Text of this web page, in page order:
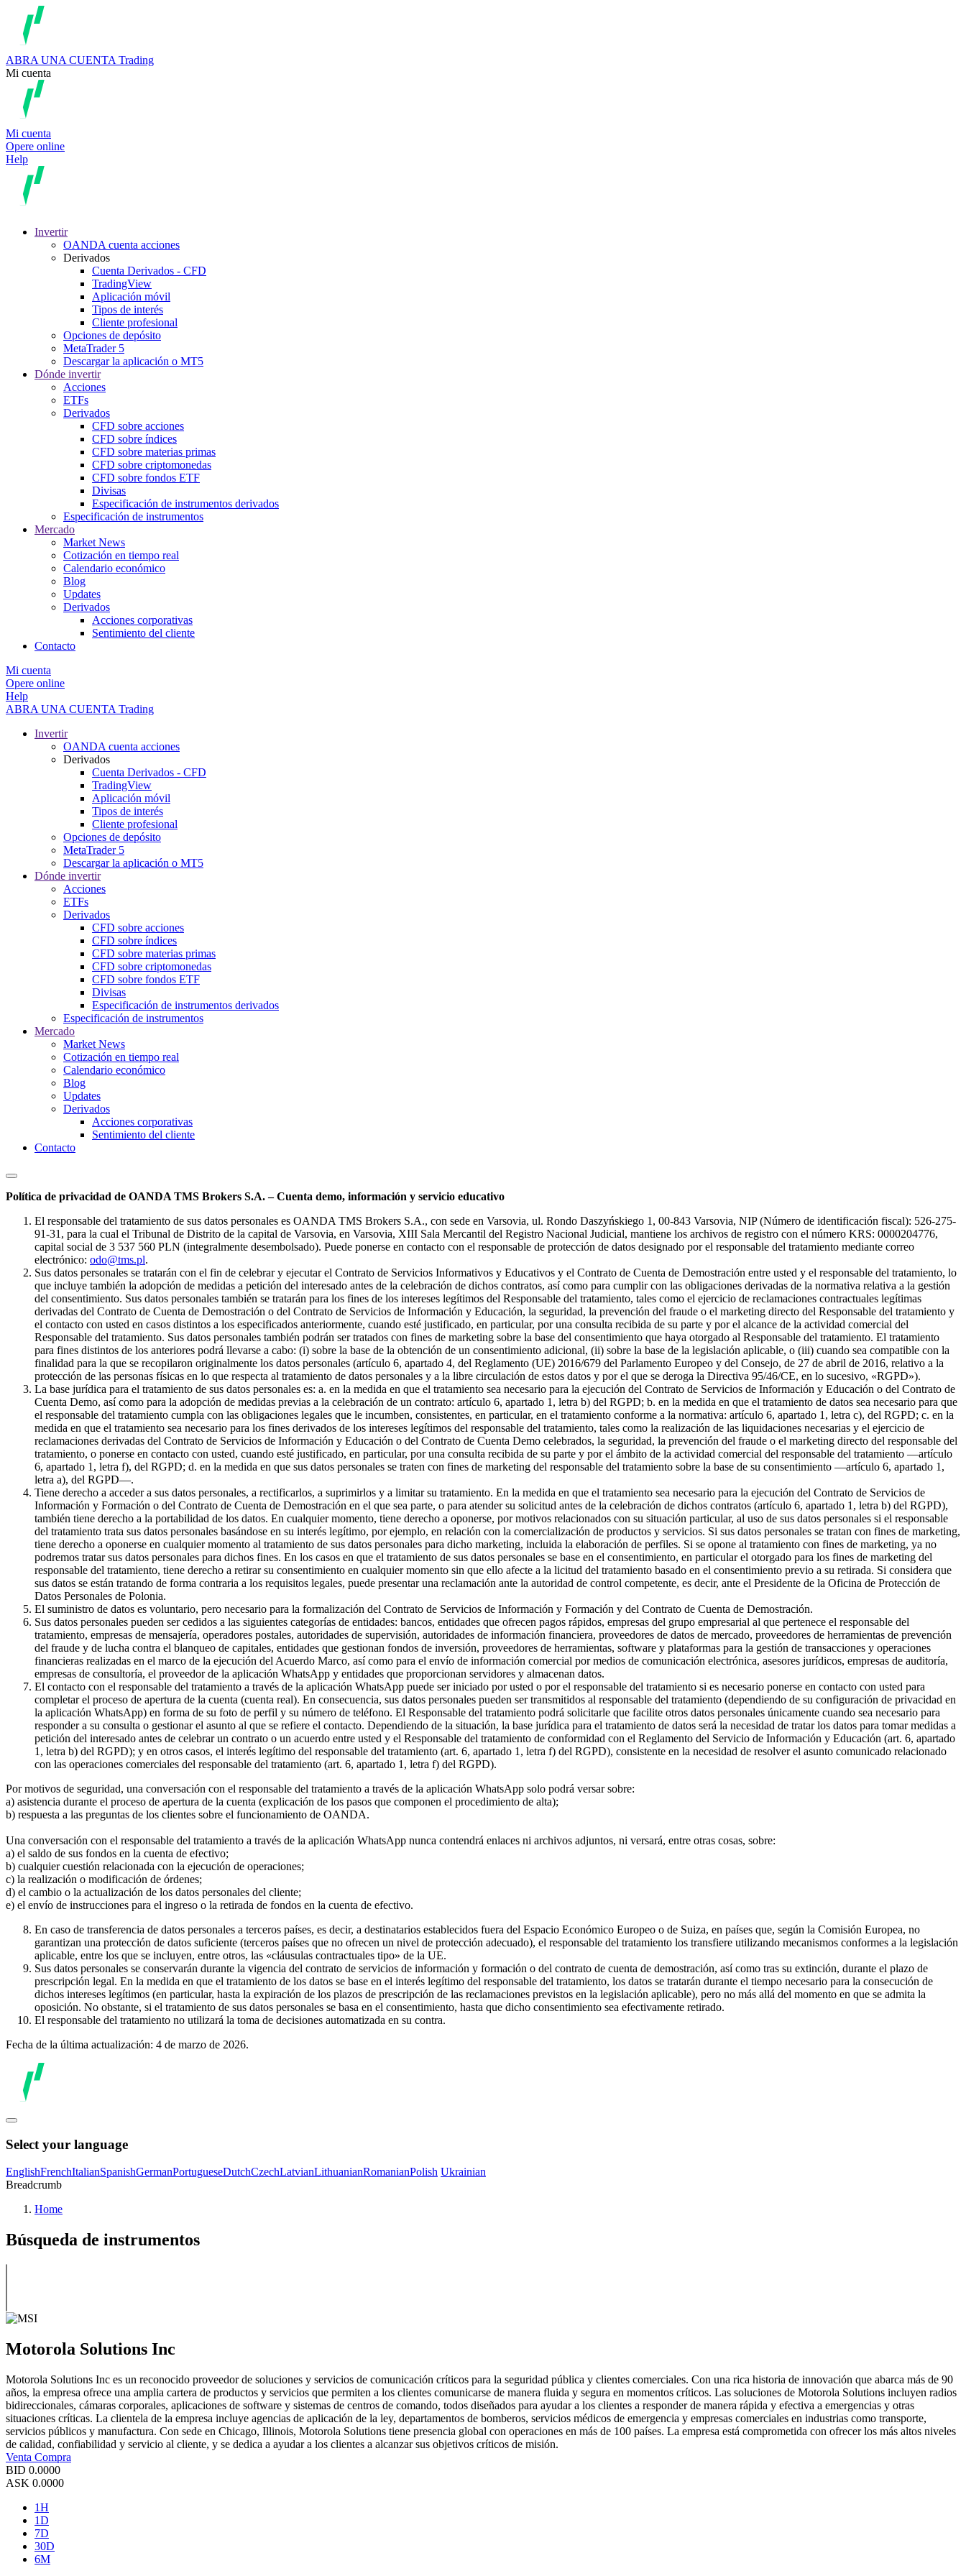
ABRA UNA CUENTA Trading
Mi cuenta
Mi cuenta
Opere online
Help
Invertir
OANDA cuenta acciones
Derivados
Cuenta Derivados - CFD
TradingView
Aplicación móvil
Tipos de interés
Cliente profesional
Opciones de depósito
MetaTrader 5
Descargar la aplicación o MT5
Dónde invertir
Acciones
ETFs
Derivados
CFD sobre acciones
CFD sobre índices
CFD sobre materias primas
CFD sobre criptomonedas
CFD sobre fondos ETF
Divisas
Especificación de instrumentos derivados
Especificación de instrumentos
Mercado
Market News
Cotización en tiempo real
Calendario económico
Blog
Updates
Derivados
Acciones corporativas
Sentimiento del cliente
Contacto
Mi cuenta
Opere online
Help
ABRA UNA CUENTA Trading
Invertir
OANDA cuenta acciones
Derivados
Cuenta Derivados - CFD
TradingView
Aplicación móvil
Tipos de interés
Cliente profesional
Opciones de depósito
MetaTrader 5
Descargar la aplicación o MT5
Dónde invertir
Acciones
ETFs
Derivados
CFD sobre acciones
CFD sobre índices
CFD sobre materias primas
CFD sobre criptomonedas
CFD sobre fondos ETF
Divisas
Especificación de instrumentos derivados
Especificación de instrumentos
Mercado
Market News
Cotización en tiempo real
Calendario económico
Blog
Updates
Derivados
Acciones corporativas
Sentimiento del cliente
Contacto
Política de privacidad de OANDA TMS Brokers S.A. – Cuenta demo, información y servicio educativo
El responsable del tratamiento de sus datos personales es OANDA TMS Brokers S.A., con sede en Varsovia, ul. Rondo Daszyńskiego 1, 00-843 Varsovia, NIP (Número de identificación fiscal): 526-275-
91-31, para la cual el Tribunal de Distrito de la capital de Varsovia, en Varsovia, XIII Sala Mercantil del Registro Nacional Judicial, mantiene los archivos de registro con el número KRS: 0000204776,
capital social de 3 537 560 PLN (integralmente desembolsado). Puede ponerse en contacto con el responsable de protección de datos designado por el responsable del tratamiento mediante correo
electrónico: odo@tms.pl.
Sus datos personales se tratarán con el fin de celebrar y ejecutar el Contrato de Servicios Informativos y Educativos y el Contrato de Cuenta de Demostración entre usted y el responsable del tratamiento, lo
que incluye también la adopción de medidas a petición del interesado antes de la celebración de dichos contratos, así como para cumplir con las obligaciones derivadas de la normativa relativa a la gestión
del consentimiento. Sus datos personales también se tratarán para los fines de los intereses legítimos del Responsable del tratamiento, tales como el ejercicio de reclamaciones contractuales legítimas
derivadas del Contrato de Cuenta de Demostración o del Contrato de Servicios de Información y Educación, la seguridad, la prevención del fraude o el marketing directo del Responsable del tratamiento y
el contacto con usted en casos distintos a los especificados anteriormente, cuando esté justificado, en particular, por una consulta recibida de su parte y por el alcance de la actividad comercial del
Responsable del tratamiento. Sus datos personales también podrán ser tratados con fines de marketing sobre la base del consentimiento que haya otorgado al Responsable del tratamiento. El tratamiento
para fines distintos de los anteriores podrá llevarse a cabo: (i) sobre la base de la obtención de un consentimiento adicional, (ii) sobre la base de la legislación aplicable, o (iii) cuando sea compatible con la
finalidad para la que se recopilaron originalmente los datos personales (artículo 6, apartado 4, del Reglamento (UE) 2016/679 del Parlamento Europeo y del Consejo, de 27 de abril de 2016, relativo a la
protección de las personas físicas en lo que respecta al tratamiento de datos personales y a la libre circulación de estos datos y por el que se deroga la Directiva 95/46/CE, en lo sucesivo, «RGPD»).
La base jurídica para el tratamiento de sus datos personales es: a. en la medida en que el tratamiento sea necesario para la ejecución del Contrato de Servicios de Información y Educación o del Contrato de
Cuenta Demo, así como para la adopción de medidas previas a la celebración de un contrato: artículo 6, apartado 1, letra b) del RGPD; b. en la medida en que el tratamiento de datos sea necesario para que
el responsable del tratamiento cumpla con las obligaciones legales que le incumben, consistentes, en particular, en el tratamiento conforme a la normativa: artículo 6, apartado 1, letra c), del RGPD; c. en la
medida en que el tratamiento sea necesario para los fines derivados de los intereses legítimos del responsable del tratamiento, tales como la realización de las liquidaciones necesarias y el ejercicio de
reclamaciones derivadas del Contrato de Servicios de Información y Educación o del Contrato de Cuenta Demo celebrados, la seguridad, la prevención del fraude o el marketing directo del responsable del
tratamiento, o ponerse en contacto con usted, cuando esté justificado, en particular, por una consulta recibida de su parte y por el ámbito de la actividad comercial del responsable del tratamiento —artículo
6, apartado 1, letra f), del RGPD; d. en la medida en que sus datos personales se traten con fines de marketing del responsable del tratamiento sobre la base de su consentimiento —artículo 6, apartado 1,
letra a), del RGPD—.
Tiene derecho a acceder a sus datos personales, a rectificarlos, a suprimirlos y a limitar su tratamiento. En la medida en que el tratamiento sea necesario para la ejecución del Contrato de Servicios de
Información y Formación o del Contrato de Cuenta de Demostración en el que sea parte, o para atender su solicitud antes de la celebración de dichos contratos (artículo 6, apartado 1, letra b) del RGPD),
también tiene derecho a la portabilidad de los datos. En cualquier momento, tiene derecho a oponerse, por motivos relacionados con su situación particular, al uso de sus datos personales si el responsable
del tratamiento trata sus datos personales basándose en su interés legítimo, por ejemplo, en relación con la comercialización de productos y servicios. Si sus datos personales se tratan con fines de marketing,
tiene derecho a oponerse en cualquier momento al tratamiento de sus datos personales para dicho marketing, incluida la elaboración de perfiles. Si se opone al tratamiento con fines de marketing, ya no
podremos tratar sus datos personales para dichos fines. En los casos en que el tratamiento de sus datos personales se base en el consentimiento, en particular el otorgado para los fines de marketing del
responsable del tratamiento, tiene derecho a retirar su consentimiento en cualquier momento sin que ello afecte a la licitud del tratamiento basado en el consentimiento previo a su retirada. Si considera que
sus datos se están tratando de forma contraria a los requisitos legales, puede presentar una reclamación ante la autoridad de control competente, es decir, ante el Presidente de la Oficina de Protección de
Datos Personales de Polonia.
El suministro de datos es voluntario, pero necesario para la formalización del Contrato de Servicios de Información y Formación y del Contrato de Cuenta de Demostración.
Sus datos personales pueden ser cedidos a las siguientes categorías de entidades: bancos, entidades que ofrecen pagos rápidos, empresas del grupo empresarial al que pertenece el responsable del
tratamiento, empresas de mensajería, operadores postales, autoridades de supervisión, autoridades de información financiera, proveedores de datos de mercado, proveedores de herramientas de prevención
del fraude y de lucha contra el blanqueo de capitales, entidades que gestionan fondos de inversión, proveedores de herramientas, software y plataformas para la gestión de transacciones y operaciones
financieras realizadas en el marco de la ejecución del Acuerdo Marco, así como para el envío de información comercial por medios de comunicación electrónica, asesores jurídicos, empresas de auditoría,
empresas de consultoría, el proveedor de la aplicación WhatsApp y entidades que proporcionan servidores y almacenan datos.
El contacto con el responsable del tratamiento a través de la aplicación WhatsApp puede ser iniciado por usted o por el responsable del tratamiento si es necesario ponerse en contacto con usted para
completar el proceso de apertura de la cuenta (cuenta real). En consecuencia, sus datos personales pueden ser transmitidos al responsable del tratamiento (dependiendo de su configuración de privacidad en
la aplicación WhatsApp) en forma de su foto de perfil y su número de teléfono. El Responsable del tratamiento podrá solicitarle que facilite otros datos personales únicamente cuando sea necesario para
responder a su consulta o gestionar el asunto al que se refiere el contacto. Dependiendo de la situación, la base jurídica para el tratamiento de datos será la necesidad de tratar los datos para tomar medidas a
petición del interesado antes de celebrar un contrato o un acuerdo entre usted y el Responsable del tratamiento de conformidad con el Reglamento del Servicio de Información y Educación (art. 6, apartado
1, letra b) del RGPD); y en otros casos, el interés legítimo del responsable del tratamiento (art. 6, apartado 1, letra f) del RGPD), consistente en la necesidad de resolver el asunto comunicado relacionado
con las operaciones comerciales del responsable del tratamiento (art. 6, apartado 1, letra f) del RGPD).
Por motivos de seguridad, una conversación con el responsable del tratamiento a través de la aplicación WhatsApp solo podrá versar sobre:
a) asistencia durante el proceso de apertura de la cuenta (explicación de los pasos que componen el procedimiento de alta);
b) respuesta a las preguntas de los clientes sobre el funcionamiento de OANDA.
Una conversación con el responsable del tratamiento a través de la aplicación WhatsApp nunca contendrá enlaces ni archivos adjuntos, ni versará, entre otras cosas, sobre:
a) el saldo de sus fondos en la cuenta de efectivo;
b) cualquier cuestión relacionada con la ejecución de operaciones;
c) la realización o modificación de órdenes;
d) el cambio o la actualización de los datos personales del cliente;
e) el envío de instrucciones para el ingreso o la retirada de fondos en la cuenta de efectivo.
En caso de transferencia de datos personales a terceros países, es decir, a destinatarios establecidos fuera del Espacio Económico Europeo o de Suiza, en países que, según la Comisión Europea, no
garantizan una protección de datos suficiente (terceros países que no ofrecen un nivel de protección adecuado), el responsable del tratamiento los transfiere utilizando mecanismos conformes a la legislación
aplicable, entre los que se incluyen, entre otros, las «cláusulas contractuales tipo» de la UE.
Sus datos personales se conservarán durante la vigencia del contrato de servicios de información y formación o del contrato de cuenta de demostración, así como tras su extinción, durante el plazo de
prescripción legal. En la medida en que el tratamiento de los datos se base en el interés legítimo del responsable del tratamiento, los datos se tratarán durante el tiempo necesario para la consecución de
dichos intereses legítimos (en particular, hasta la expiración de los plazos de prescripción de las reclamaciones previstos en la legislación aplicable), pero no más allá del momento en que se admita la
oposición. No obstante, si el tratamiento de sus datos personales se basa en el consentimiento, hasta que dicho consentimiento sea efectivamente retirado.
El responsable del tratamiento no utilizará la toma de decisiones automatizada en su contra.
Fecha de la última actualización: 4 de marzo de 2026.
Select your language
EnglishFrenchItalianSpanishGermanPortugueseDutchCzechLatvianLithuanianRomanianPolish Ukrainian
Breadcrumb
Home
Búsqueda de instrumentos
Motorola Solutions Inc
Motorola Solutions Inc es un reconocido proveedor de soluciones y servicios de comunicación críticos para la seguridad pública y clientes comerciales. Con una rica historia de innovación que abarca más de 90
años, la empresa ofrece una amplia cartera de productos y servicios que permiten a los clientes comunicarse de manera fluida y segura en momentos críticos. Las soluciones de Motorola Solutions incluyen radios
bidireccionales, cámaras corporales, aplicaciones de software y sistemas de centros de comando, todos diseñados para ayudar a los clientes a responder de manera rápida y efectiva a emergencias y otras
situaciones críticas. La clientela de la empresa incluye agencias de aplicación de la ley, departamentos de bomberos, servicios médicos de emergencia y empresas comerciales en industrias como transporte,
servicios públicos y manufactura. Con sede en Chicago, Illinois, Motorola Solutions tiene presencia global con operaciones en más de 100 países. La empresa está comprometida con ofrecer los más altos niveles
de calidad, confiabilidad y servicio al cliente, y se dedica a ayudar a los clientes a alcanzar sus objetivos críticos de misión.
Venta Compra
BID 0.0000
ASK 0.0000
1H
1D
7D
30D
6M